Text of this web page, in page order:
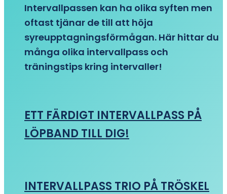
Intervallpassen kan ha olika syften men
oftast tjänar de till att höja
syreupptagningsförmågan. Här hittar du
många olika intervallpass och
träningstips kring intervaller!
ETT FÄRDIGT INTERVALLPASS PÅ
LÖPBAND TILL DIG!
INTERVALLPASS TRIO PÅ TRÖSKEL